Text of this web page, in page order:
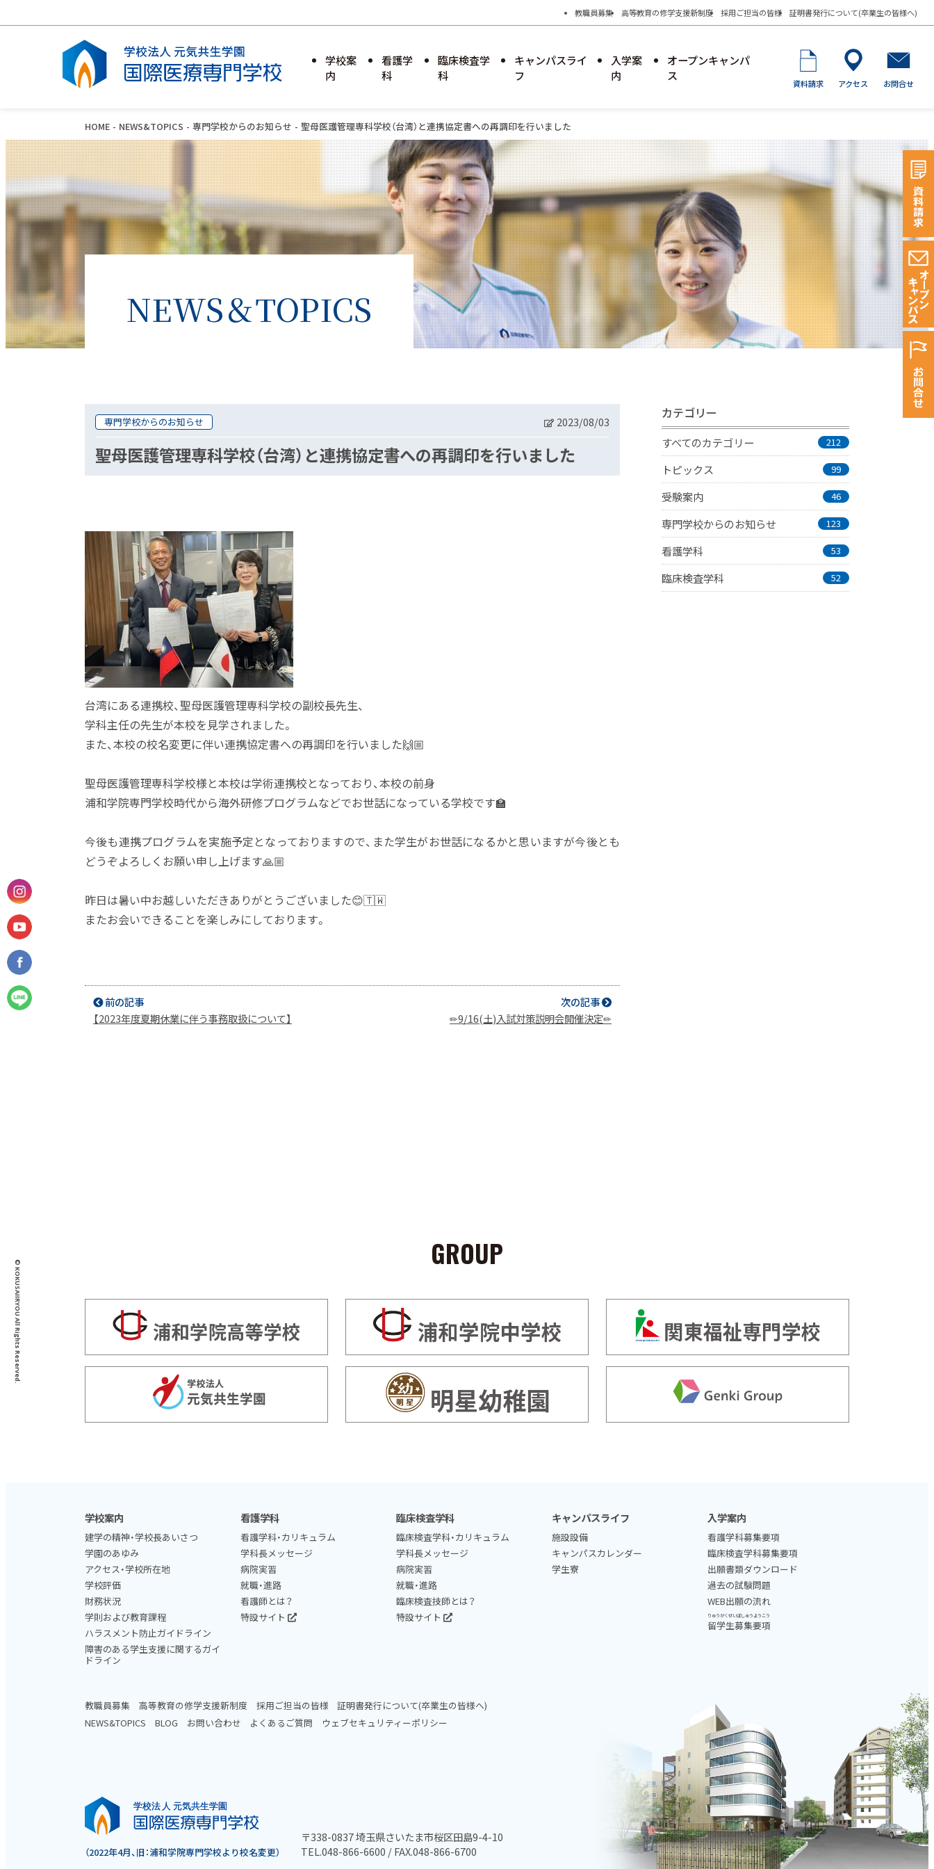
教職員募集 高等教育の修学支援新制度 採用ご担当の皆様 証明書発行について(卒業生の皆様へ)
学校案
内
学校案内
学園のあゆみ
アクセス・学校所在地 学校評価
財務状況 学則および教育課程
障害のある学生支援に関するガイド
ライン
看護学
科
看護学科
学科長メッセージ
病院実習 就職・進路
看護師とは？
臨床検査学
科
臨床検査学科
学科長メッセージ
病院実習 就職・進路
臨床検査技師とは？
キャンパスライ
フ
キャンパスライフ
キャンパスカレンダー
学生寮
入学案
内
入学案内
臨床検査学科募集要項
出願書類ダウンロード 過去の試験問題
WEB出願の流れ 留学生募集要項
りゅうがくせいぼしゅうようこう
オープンキャンパ
ス
オープンキャンパス
会
SNSのご案内
資料請求 アクセス お問合せ
HOME NEWS&TOPICS 専門学校からのお知らせ 聖母医護管理専科学校（台湾）と連携協定書への再調印を行いました
NEWS＆TOPICS
専門学校からのお知らせ 2023/08/03
聖母医護管理専科学校（台湾）と連携協定書への再調印を行いました
台湾にある連携校、聖母医護管理専科学校の副校長先生、
学科主任の先生が本校を見学されました。
また、本校の校名変更に伴い連携協定書への再調印を行いました🙌🏼
聖母医護管理専科学校様と本校は学術連携校となっており、本校の前身
浦和学院専門学校時代から海外研修プログラムなどでお世話になっている学校です🏫
今後も連携プログラムを実施予定となっておりますので、また学生がお世話になるかと思いますが今後とも
どうぞよろしくお願い申し上げます🙏🏼
昨日は暑い中お越しいただきありがとうございました😊🇹🇼
またお会いできることを楽しみにしております。
前の記事
【2023年度夏期休業に伴う事務取扱について】
次の記事
✏9/16(土)入試対策説明会開催決定✏
カテゴリー
すべてのカテゴリー 212
トピックス 99
受験案内 46
専門学校からのお知らせ 123
看護学科 53
臨床検査学科 52
GROUP
学校案内
建学の精神・学校長あいさつ
学園のあゆみ
アクセス・学校所在地
学校評価
財務状況
学則および教育課程
ハラスメント防止ガイドライン
障害のある学生支援に関するガイ
ドライン
看護学科
看護学科・カリキュラム
学科長メッセージ
病院実習
就職・進路
看護師とは？
特設サイト
臨床検査学科
臨床検査学科・カリキュラム
学科長メッセージ
病院実習
就職・進路
臨床検査技師とは？
特設サイト
キャンパスライフ
施設設備
キャンパスカレンダー
学生寮
入学案内
看護学科募集要項
臨床検査学科募集要項
出願書類ダウンロード
過去の試験問題
WEB出願の流れ
留学生募集要項
りゅうがくせいぼしゅうようこう
教職員募集 高等教育の修学支援新制度 採用ご担当の皆様
証明書発行について(卒業生の皆様へ)
NEWS&TOPICS
BLOG お問い合わせ よくあるご質問 ウェブセキュリティーポリシー
（2022年4月、旧：浦和学院専門学校より校名変更）
〒338-0837 埼玉県さいたま市桜区田島9-4-10
TEL.048-866-6600 / FAX.048-866-6700
© KOKUSAIIRYOU All Rights Reserved.